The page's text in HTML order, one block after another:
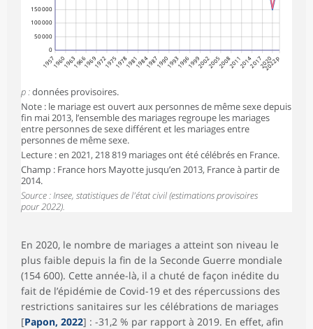
0
50 000
100 000
150 000
1957196019631966196919721975197819811984198719901993199619992002200520082011201420172020
2022p
p :données provisoires.
Note : le mariage est ouvert aux personnes de même sexe depuis
fin mai 2013, l’ensemble des mariages regroupe les mariages
entre personnes de sexe différent et les mariages entre
personnes de même sexe.
Lecture : en 2021, 218 819 mariages ont été célébrés en France.
Champ : France hors Mayotte jusqu’en 2013, France à partir de
2014.
Source : Insee, statistiques de l'état civil (estimations provisoires
pour 2022).
En 2020, le nombre de mariages a atteint son niveau le
plus faible depuis la fin de la Seconde Guerre mondiale
(154 600). Cette année-là, il a chuté de façon inédite du
fait de l’épidémie de Covid-19 et des répercussions des
restrictions sanitaires sur les célébrations de mariages
[Papon, 2022] : -31,2 % par rapport à 2019. En effet, afin